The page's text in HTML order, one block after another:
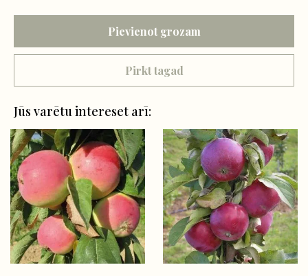
Pievienot grozam
Pirkt tagad
Jūs varētu intereset arī: